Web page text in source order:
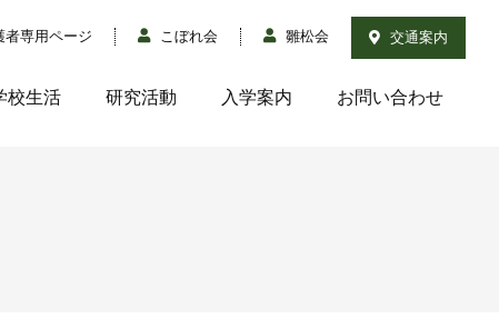
者専用ページ こぼれ会 雛松会 交通案内
校生活 研究活動 入学案内 お問い合わせ